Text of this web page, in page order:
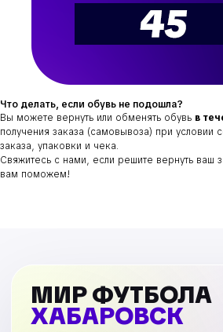
Что делать, если обувь не подошла?
Вы можете вернуть или обменять обувь в
получения заказа (самовывоза) при условии
заказа, упаковки и чека.
Свяжитесь с нами, если решите вернуть ваш
вам поможем!
МИР ФУТБОЛА
ХАБАРОВСК